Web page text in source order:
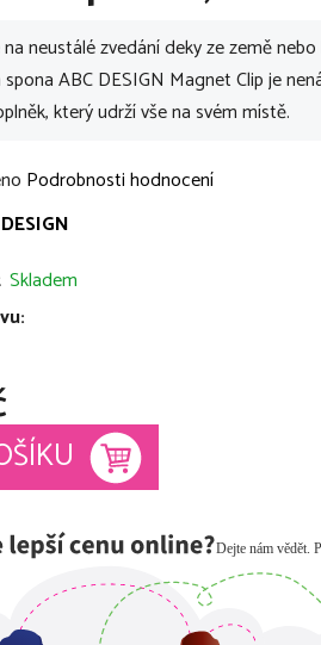
neustálé zvedání deky ze země
ABC DESIGN Magnet Clip je
který udrží vše na svém místě.
Podrobnosti hodnocení
Skladem